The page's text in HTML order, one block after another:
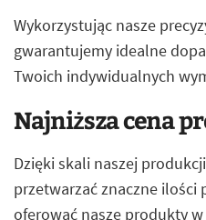
Wykorzystując nasze
gwarantujemy idealne
Twoich indywidualnych
Najniższa cena
Dzięki skali naszej
przetwarzać znaczne ilości
oferować nasze produkty